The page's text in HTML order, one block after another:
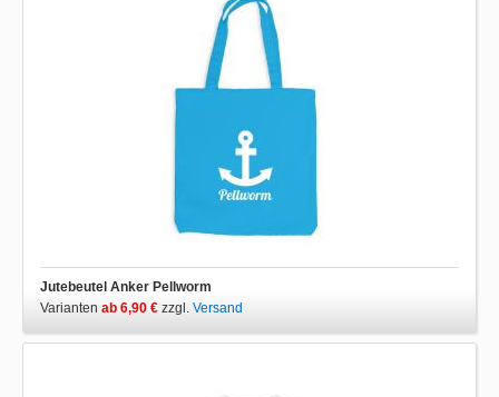
Jutebeutel Anker Pellworm
Varianten ab 6,90 € zzgl. Versand